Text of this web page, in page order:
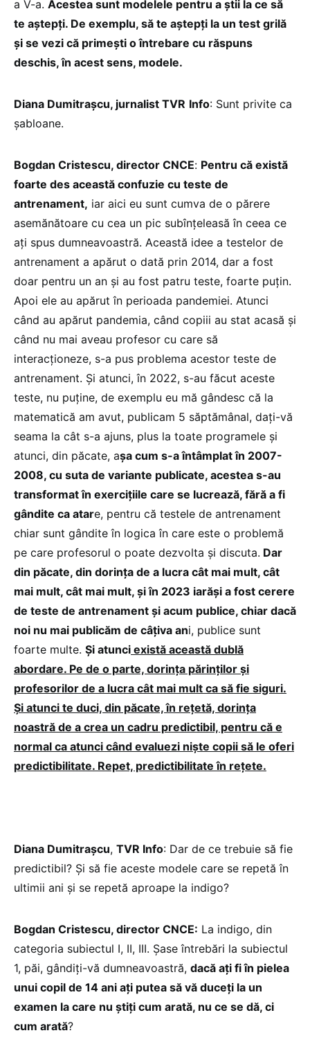
a V-a. Acestea sunt modelele pentru a știi la ce să
te aștepți. De exemplu, să te aștepți la un test grilă
și se vezi că primești o întrebare cu răspuns
deschis, în acest sens, modele.
Diana Dumitrașcu, jurnalist TVR Info: Sunt privite ca
șabloane.
Bogdan Cristescu, director CNCE: Pentru că există
foarte des această confuzie cu teste de
antrenament, iar aici eu sunt cumva de o părere
asemănătoare cu cea un pic subînțeleasă în ceea ce
ați spus dumneavoastră. Această idee a testelor de
antrenament a apărut o dată prin 2014, dar a fost
doar pentru un an și au fost patru teste, foarte puțin.
Apoi ele au apărut în perioada pandemiei. Atunci
când au apărut pandemia, când copiii au stat acasă și
când nu mai aveau profesor cu care să
interacționeze, s-a pus problema acestor teste de
antrenament. Și atunci, în 2022, s-au făcut aceste
teste, nu puține, de exemplu eu mă gândesc că la
matematică am avut, publicam 5 săptămânal, dați-vă
seama la cât s-a ajuns, plus la toate programele și
atunci, din păcate, așa cum s-a întâmplat în 2007-
2008, cu suta de variante publicate, acestea s-au
transformat în exercițiile care se lucrează, fără a fi
gândite ca atare, pentru că testele de antrenament
chiar sunt gândite în logica în care este o problemă
pe care profesorul o poate dezvolta și discuta. Dar
din păcate, din dorința de a lucra cât mai mult, cât
mai mult, cât mai mult, și în 2023 iarăși a fost cerere
de teste de antrenament și acum publice, chiar dacă
noi nu mai publicăm de câțiva ani, publice sunt
foarte multe. Și atunci există această dublă
abordare. Pe de o parte, dorința părinților și
profesorilor de a lucra cât mai mult ca să fie siguri.
Și atunci te duci, din păcate, în rețetă, dorința
noastră de a crea un cadru predictibil, pentru că e
normal ca atunci când evaluezi niște copii să le oferi
predictibilitate. Repet, predictibilitate în rețete.
Diana Dumitrașcu, TVR Info: Dar de ce trebuie să fie
predictibil? Și să fie aceste modele care se repetă în
ultimii ani și se repetă aproape la indigo?
Bogdan Cristescu, director CNCE: La indigo, din
categoria subiectul I, II, III. Șase întrebări la subiectul
1, păi, gândiți-vă dumneavoastră, dacă ați fi în pielea
unui copil de 14 ani ați putea să vă duceți la un
examen la care nu știți cum arată, nu ce se dă, ci
cum arată?